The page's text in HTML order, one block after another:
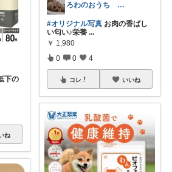
下の
ね
ろわのおうち 愛犬と暮らす雑貨たち
#オリジナル写真 お肉の香ばし
い匂い♪栄養 ...
￥ 1,980
0 0 4
コレ いいね